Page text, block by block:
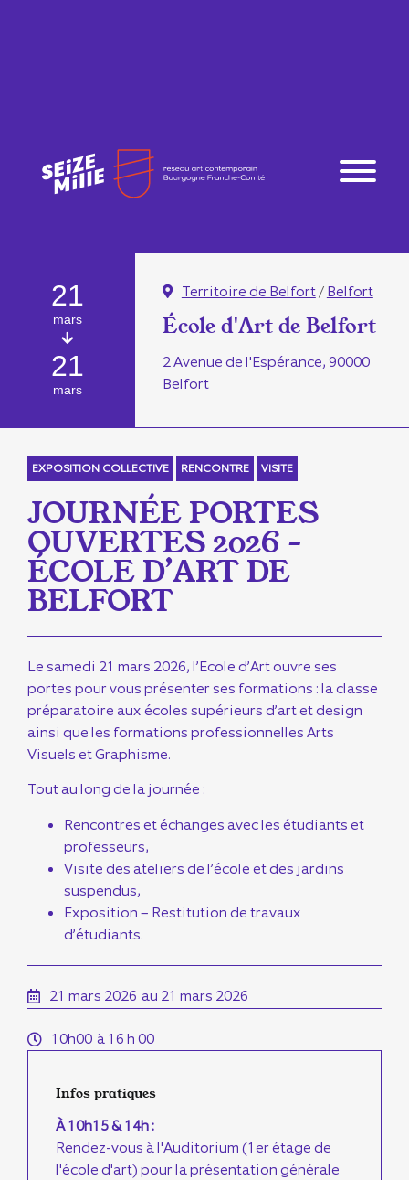
21
mars
21
mars
Territoire de Belfort/Belfort
École d'Art de Belfort
2 Avenue de l'Espérance, 90000
Belfort
EXPOSITION COLLECTIVE RENCONTRE VISITE
JOURNÉE PORTES
OUVERTES 2026 –
ÉCOLE D’ART DE
BELFORT
Le samedi 21 mars 2026, l’Ecole d’Art ouvre ses
portes pour vous présenter ses formations : la classe
préparatoire aux écoles supérieurs d’art et design
ainsi que les formations professionnelles Arts
Visuels et Graphisme.
Tout au long de la journée :
Rencontres et échanges avec les étudiants et
professeurs,
Visite des ateliers de l’école et des jardins
suspendus,
Exposition – Restitution de travaux
d’étudiants.
21 mars 2026 au 21 mars 2026
10h00 à 16 h 00
Infos pratiques
À 10h15 & 14h :
Rendez-vous à l'Auditorium (1er étage de
l'école d'art) pour la présentation générale